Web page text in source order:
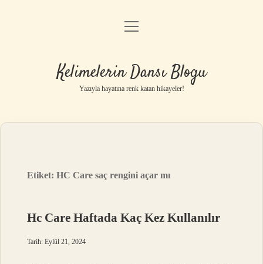
Anasayfa
Yasal Uyarı
menüyü
Kelimelerin Dansı Blogu
Yazıyla hayatına renk katan hikayeler!
Etiket:HC Care saç rengini açar mı
Hc Care Haftada Kaç Kez Kullanılır
Tarih: Eylül 21, 2024